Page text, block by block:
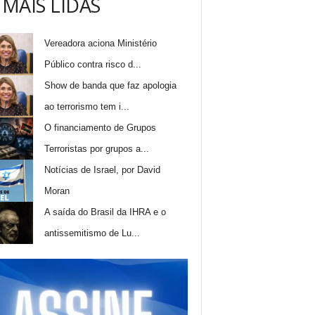
LIDAS
Vereadora aciona Ministério
Público contra risco d...
Show de banda que faz apologia
ao terrorismo tem i...
O financiamento de Grupos
Terroristas por grupos a...
Notícias de Israel, por David
Moran
A saída do Brasil da IHRA e o
antissemitismo de Lu...